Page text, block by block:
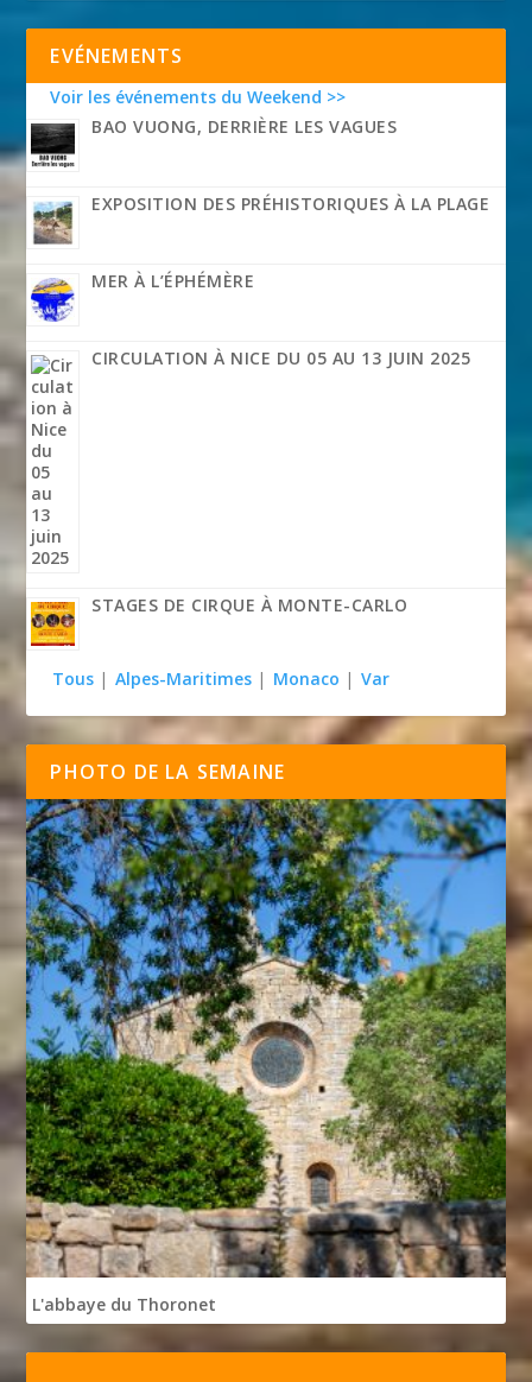
EVÉNEMENTS
Voir les événements du Weekend >>
BAO VUONG, DERRIÈRE LES VAGUES
EXPOSITION DES PRÉHISTORIQUES À LA PLAGE
MER À L’ÉPHÉMÈRE
CIRCULATION À NICE DU 05 AU 13 JUIN 2025
STAGES DE CIRQUE À MONTE-CARLO
Tous | Alpes-Maritimes | Monaco | Var
PHOTO DE LA SEMAINE
L'abbaye du Thoronet